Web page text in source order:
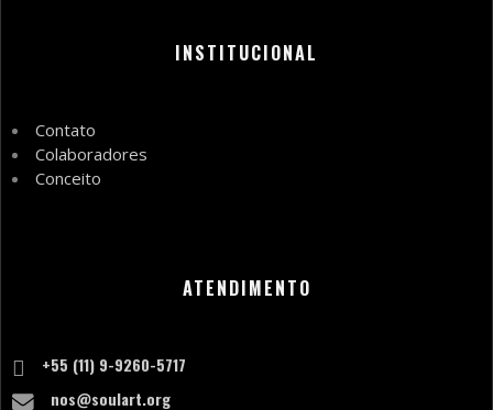
INSTITUCIONAL
Contato
Colaboradores
Conceito
ATENDIMENTO
+55 (11) 9-9260-5717
nos@soulart.org